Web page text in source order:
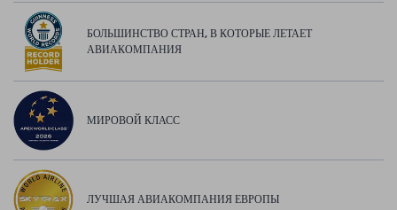
БОЛЬШИНСТВО СТРАН, В КОТОРЫЕ ЛЕТАЕТ
АВИАКОМПАНИЯ
МИРОВОЙ КЛАСС
ЛУЧШАЯ АВИАКОМПАНИЯ ЕВРОПЫ